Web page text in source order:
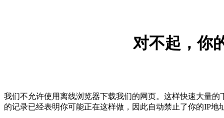
对不起，你
我们不允许使用离线浏览器下载我们的网页。这样快速大量
的记录已经表明你可能正在这样做，因此自动禁止了你的IP